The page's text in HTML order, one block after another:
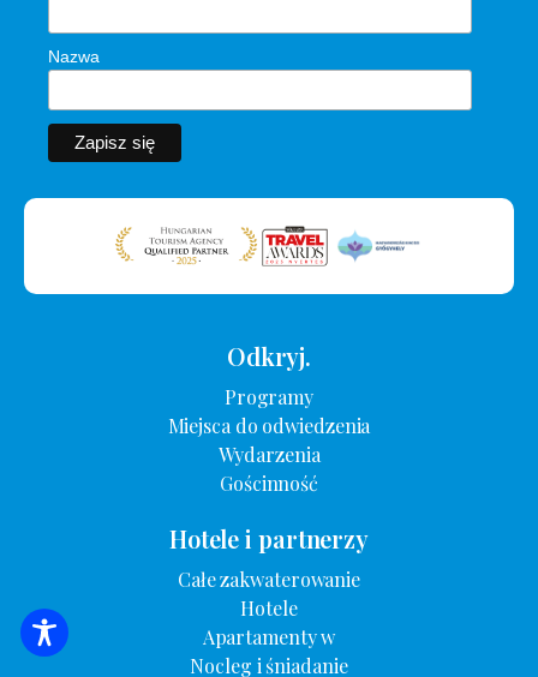
WYSZUKIWANIE ZAKWATEROWANIA
Nazwa
Odkryj.
Programy
Miejsca do odwiedzenia
Wydarzenia
Gościnność
Hotele i partnerzy
Całe zakwaterowanie
Hotele
Apartamenty w
Nocleg i śniadanie